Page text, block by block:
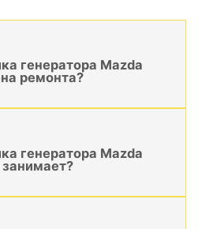
генератора Mazda
ремонта?
генератора Mazda